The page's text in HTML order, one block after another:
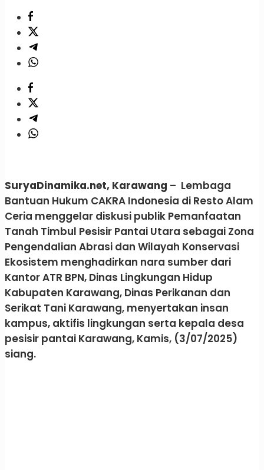
SuryaDinamika.net, Karawang – Lembaga
Bantuan Hukum CAKRA Indonesia di Resto Alam
Ceria menggelar diskusi publik Pemanfaatan
Tanah Timbul Pesisir Pantai Utara sebagai Zona
Pengendalian Abrasi dan Wilayah Konservasi
Ekosistem menghadirkan nara sumber dari
Kantor ATR BPN, Dinas Lingkungan Hidup
Kabupaten Karawang, Dinas Perikanan dan
Serikat Tani Karawang, menyertakan insan
kampus, aktifis lingkungan serta kepala desa
pesisir pantai Karawang, Kamis, (3/07/2025)
siang.